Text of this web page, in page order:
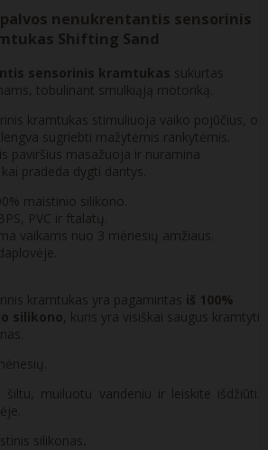
nenukrentantis sensorinis
Shifting Sand
sensorinis kramtukas sukurtas
tobulinant smulkiąją motoriką.
kramtukas stimuliuoja vaiko pojūčius, o
sugriebti mažytėmis rankytėmis.
paviršius masažuoja ir nuramina
pradeda dygti dantys.
maistinio silikono.
PVC ir ftalatų.
vaikams nuo 3 mėnesių amžiaus.
kramtukas yra pagamintas iš 100%
silikono , kuris yra visiškai saugus kramtyti
šiltu, muiluotu vandeniu ir leiskite išdžiūti.
silikonas.